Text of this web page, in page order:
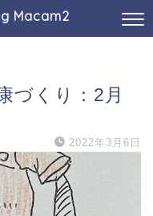
Macam2
づくり：2月
2022年3月6日